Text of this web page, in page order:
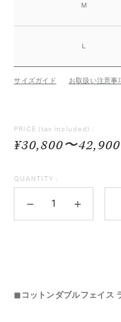
M
L
サイズガイド お取扱い注意事
PRICE (tax included) :
¥30,800〜42,900
QUANTITY :
◼コットンダブルフェイス